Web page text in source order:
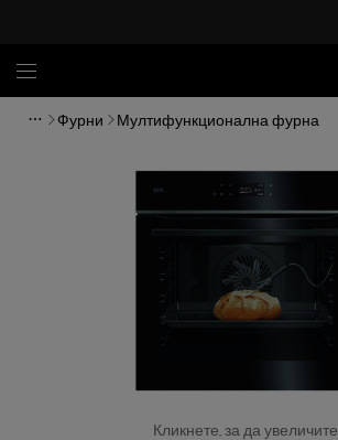
Фурни Мултифункционална фурна
Кликнете, за да увеличите.